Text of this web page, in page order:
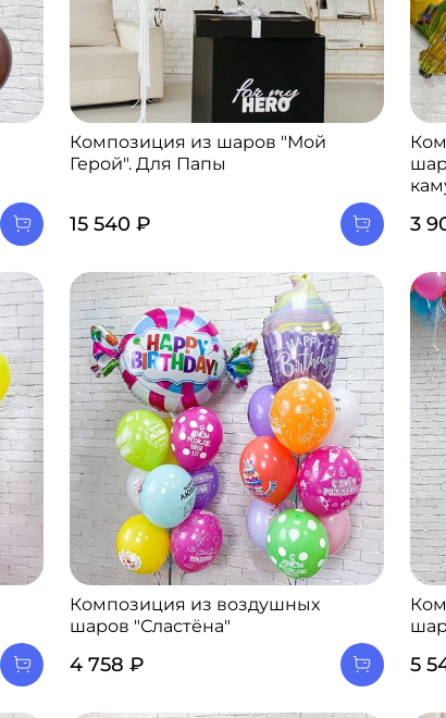
Композиция из шаров "Мой
Герой". Для Папы
15 540 ₽ 3
Композиция из воздушных
шаров "Сластёна"
4 758 ₽ 5